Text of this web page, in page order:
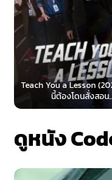
(2026) อย่าง
IT
ดูหนัง